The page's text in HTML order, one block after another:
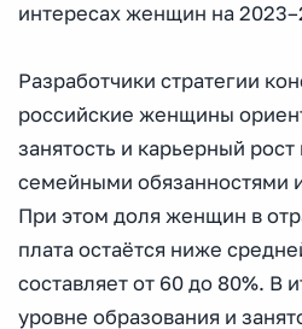
интересах женщин на
Разработчики стратегии
российские женщины
занятость и карьерный рост
семейными обязанностями
При этом доля женщин в
плата остаётся ниже
составляет от 60 до 80%. В
уровне образования и